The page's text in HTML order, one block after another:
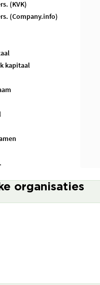
(KVK)
(Company.info)
kapitaal
organisaties